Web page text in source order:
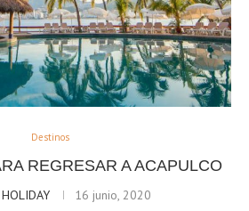
Destinos
REGRESAR A ACAPULCO
HOLIDAY 16 junio, 2020